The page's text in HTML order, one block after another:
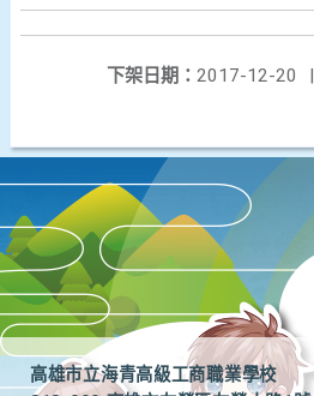
下架日期： 2017-12-20
|
高雄市立海青高級工商職業學校